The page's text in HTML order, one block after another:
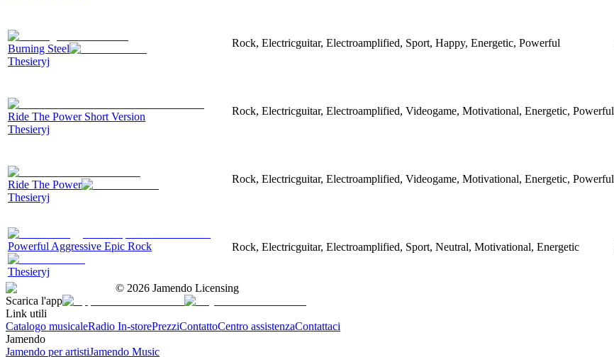
Burning Steel
Thesieryj
Rock, Electricguitar, Electroamplified, Sport, Happy, Energetic, Powerful
Ride The Power Short Version
Thesieryj
Rock, Electricguitar, Electroamplified, Videogame, Motivational, Energetic, Powerful
Ride The Power
Thesieryj
Rock, Electricguitar, Electroamplified, Videogame, Motivational, Energetic, Powerful
Powerful Aggressive Epic Rock
Thesieryj
Rock, Electricguitar, Electroamplified, Sport, Neutral, Motivational, Energetic
© 2026 Jamendo Licensing
Scarica l'app
Link utili
Catalogo musicaleRadio In-storePrezziContattoCentro assistenzaContattaci
Jamendo
Jamendo per artistiJamendo Music